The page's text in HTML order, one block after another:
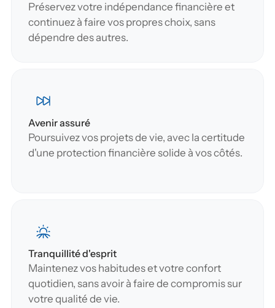
Préservez votre indépendance financière et
continuez à faire vos propres choix, sans
dépendre des autres.
Avenir assuré
Poursuivez vos projets de vie, avec la certitude
d'une protection financière solide à vos côtés.
Tranquillité d'esprit
Maintenez vos habitudes et votre confort
quotidien, sans avoir à faire de compromis sur
votre qualité de vie.